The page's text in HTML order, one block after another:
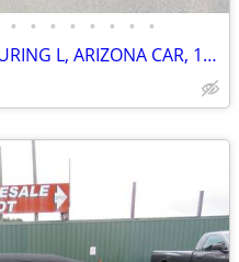
• • • • • • • •
2017 CHRYSLER PACIFICA TOURING L, ARIZONA CAR, 146 M, RUNS GREAT !!!